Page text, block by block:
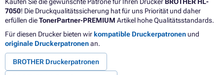
7050! Die Druckqualitätssicherung hat für uns Priorität und daher
erfüllen dieTonerPartner-PREMIUM Artikel hohe Qualitätsstandards.
Für diesen Drucker bieten wir kompatible Druckerpatronen und
originale Druckerpatronenan.
BROTHER Druckerpatronen